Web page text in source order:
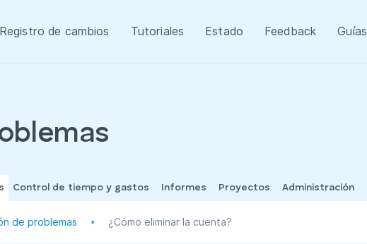
Registro de cambios Tutoriales Estado Feedback Guías
Control de tiempo y gastos Informes Proyectos Administración
de problemas ¿Cómo eliminar la cuenta?